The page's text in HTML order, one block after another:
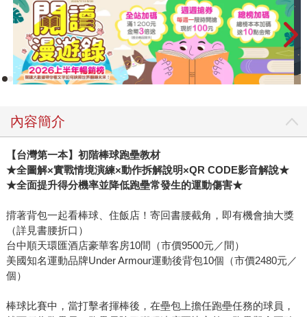
內容簡介
【台灣第一本】初階棒球跑壘教材
★全圖解×實戰情境演練×動作拆解說明×QR CODE影音解說★
★全面提升得分機率並降低跑壘常發生的運動傷害★
揹著背包一起看棒球、住飯店！寄回書腰截角，即有機會抽大獎
（詳見書腰折口）
台中順天環匯酒店豪華客房10間（市價9500元／間）
美國知名運動品牌Under Armour運動後背包10個（市價2480元／
個）
棒球比賽中，當打擊者揮棒後，在壘包上擔任跑壘任務的球員，